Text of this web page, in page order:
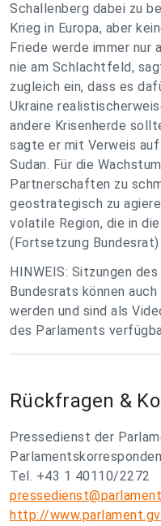
Schallenberg dabei zu
Krieg in Europa, aber
Friede werde immer nur
nie am Schlachtfeld,
zugleich ein, dass es
Ukraine
andere Krisenherde
sagte er mit Verweis
Sudan. Für die
Partnerschaften zu
geostrategisch zu
volatile Region, die in
(Fortsetzung
HINWEIS: Sitzungen
Bundesrats können
werden und sind als
des Parlaments
Rückfragen &
Pressedienst der
Tel. +43 1 40110/2272
http://